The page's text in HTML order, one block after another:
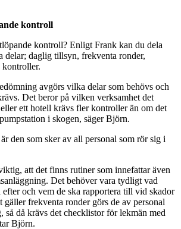
kontroll
kontroll? Enligt Frank kan du dela
delar; daglig tillsyn, frekventa ronder,
avgörs vilka delar som behövs och
Det beror på vilken verksamhet det
ett hotell krävs fler kontroller än om det
i skogen, säger Björn.
den som sker av all personal som rör sig i
att det finns rutiner som innefattar även
Det behöver vara tydligt vad
efter och vem de ska rapportera till vid skador
frekventa ronder görs de av personal
så då krävs det checklistor för lekmän med
Björn.